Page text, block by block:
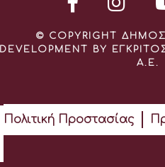
© COPYRIGHT
DEVELOPMENT BY
Α.Ε.
Πολιτική Προστασίας